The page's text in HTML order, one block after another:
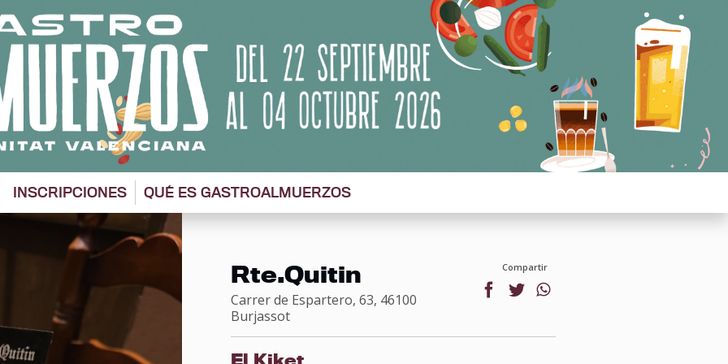
INSCRIPCIONES QUÉ ES GASTROALMUERZOS
Rte.Quitin
Carrer de Espartero, 63, 46100
Burjassot
Compartir